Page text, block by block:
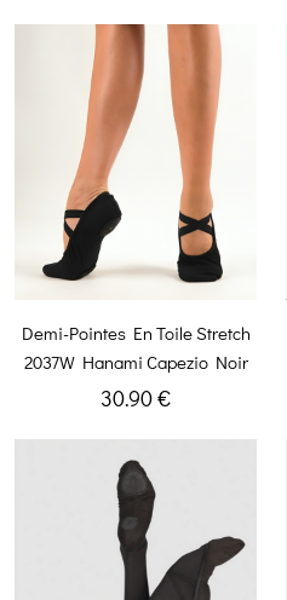
Demi-Pointes En Toile Stretch
2037W Hanami Capezio Noir
30.90 €